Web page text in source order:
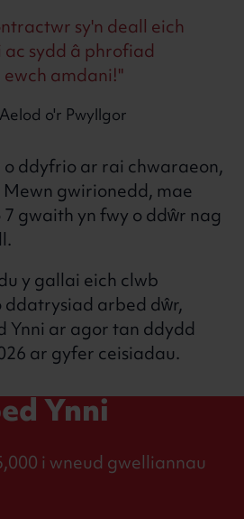
sy'n deall eich
sydd â phrofiad
amdani!
o'r Pwyllgor
ddyfrio ar rai chwaraeon,
gwirionedd, mae
gwaith yn fwy o ddŵr nag
y gallai eich clwb
arbed dŵr,
Ynni ar agor tan ddydd
ar gyfer ceisiadau.
Ynni
i wneud gwelliannau